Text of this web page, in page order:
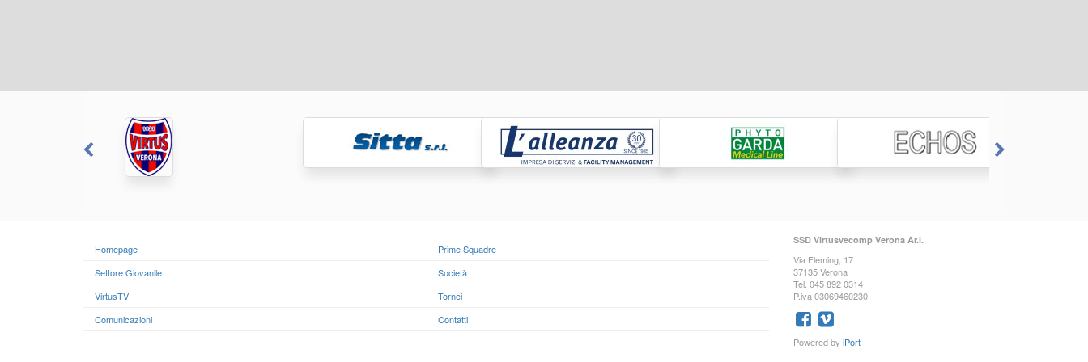
Homepage
Prime Squadre
Settore Giovanile
Società
VirtusTV
Tornei
Comunicazioni
Contatti
SSD Virtusvecomp Verona Ar.l.
Via Fleming, 17
37135 Verona
Tel. 045 892 0314
P.iva 03069460230
Powered by iPort